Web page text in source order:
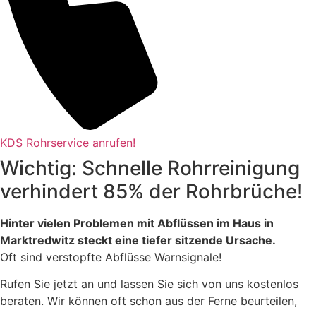
KDS Rohrservice anrufen!
Wichtig: Schnelle Rohrreinigung
verhindert 85% der Rohrbrüche!
Hinter vielen Problemen mit Abflüssen im Haus in
Marktredwitz steckt eine tiefer sitzende Ursache.
Oft sind verstopfte Abflüsse Warnsignale!
Rufen Sie jetzt an und lassen Sie sich von uns kostenlos
beraten. Wir können oft schon aus der Ferne beurteilen,